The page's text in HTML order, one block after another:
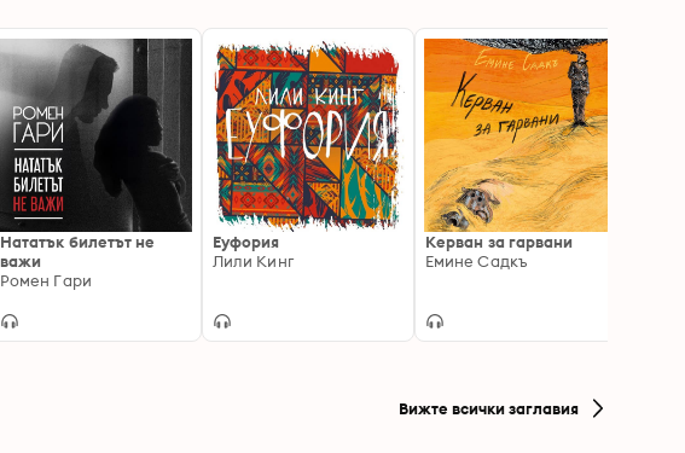
Нататък билетът не
важи
Ромен Гари
Еуфория
Лили Кинг
Керван за гарвани
Емине Садкъ
Вижте всички заглавия